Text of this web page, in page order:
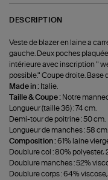
DESCRIPTION
Veste de blazer en laine a
gauche. Deux poches
intérieure avec inscription "
possible." Coupe droite. Base
Made in : Italie.
Taille & Coupe : Notre
Longueur (taille 36) : 74 cm.
Demi-tour de poitrine : 50 cm.
Longueur de manches : 58 cm.
Composition :61% laine
Doublure col : 80% polyester,
Doublure manches : 52%
Doublure corps : 64%